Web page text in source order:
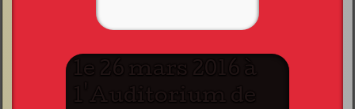
le 26 mars 2016 à
l'Auditorium de